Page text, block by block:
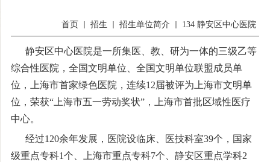
首页 招生 招生单位简介 134 静安区中心医院
静安区中心医院是一所集医、教、研为一体的三级乙等
综合性医院，全国文明单位、 全国文明单位联盟成员单
位，
上海市首家绿色医院，连续12届被评为上海市文明单
位，荣获“上海市五一劳动奖状”，上海市首批区域性医疗
中心。
经过120余年发展，医院设临床、医技科室39个，国家
级重点专科1个、上海市重点专科7个、静安区重点学科2